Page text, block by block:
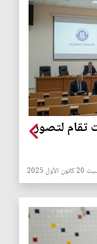
تقام لتصور
الأول 2025